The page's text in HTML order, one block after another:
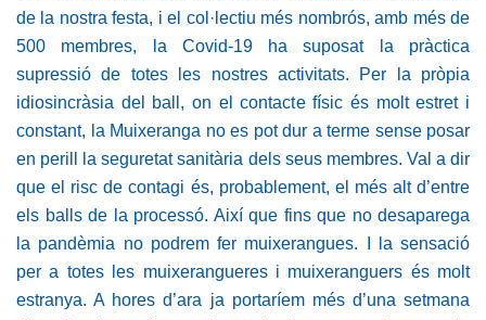
de la nostra festa, i el col·lectiu més nombrós, amb més de
500 membres, la Covid-19 ha suposat la pràctica
supressió de totes les nostres activitats. Per la pròpia
idiosincràsia del ball, on el contacte físic és molt estret i
constant, la Muixeranga no es pot dur a terme sense posar
en perill la seguretat sanitària dels seus membres. Val a dir
que el risc de contagi és, probablement, el més alt d’entre
els balls de la processó. Així que fins que no desaparega
la pandèmia no podrem fer muixerangues. I la sensació
per a totes les muixerangueres i muixeranguers és molt
estranya. A hores d’ara ja portaríem més d’una setmana